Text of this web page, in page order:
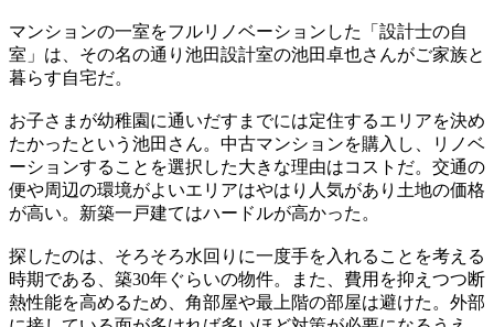
マンションの一室をフルリノベーションした「設計士の自
室」は、その名の通り池田設計室の池田卓也さんがご家族と
暮らす自宅だ。
お子さまが幼稚園に通いだすまでには定住するエリアを決め
たかったという池田さん。中古マンションを購入し、リノベ
ーションすることを選択した大きな理由はコストだ。交通の
便や周辺の環境がよいエリアはやはり人気があり土地の価格
が高い。新築一戸建てはハードルが高かった。
探したのは、そろそろ水回りに一度手を入れることを考える
時期である、築30年ぐらいの物件。また、費用を抑えつつ断
熱性能を高めるため、角部屋や最上階の部屋は避けた。外部